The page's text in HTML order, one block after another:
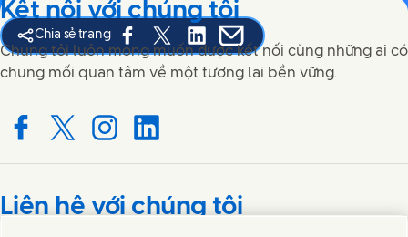
Chia sẻ trang
Share this page on Facebook
Share this page on X
Share this page on Linked In
Share this page on E-mail
Kết nối với chúng tôi
Chúng tôi luôn mong muốn được kết nối cùng những ai có
chung mối quan tâm về một tương lai bền vững.
with us on Facebook
Connect with us on X
Connect with us on Instagram
Connect with us on LinkedIn
Liên hệ với chúng tôi